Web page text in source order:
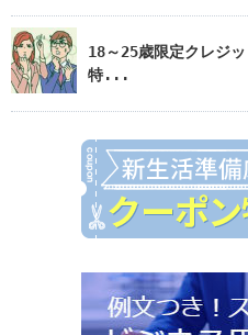
18～25歳限定クレジ
特...